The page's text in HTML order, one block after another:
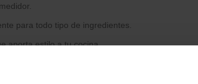
para todo tipo de ingredientes.
aporta estilo a tu cocina.